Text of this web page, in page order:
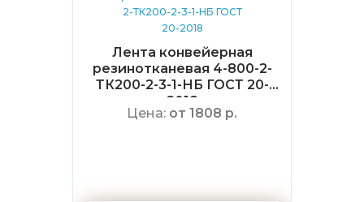
Лента конвейерная
резинотканевая 4-800-2-
ТК200-2-3-1-НБ ГОСТ 20-
2018
Цена: от 1808 р.